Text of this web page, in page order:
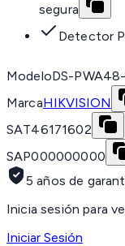
segura
Detector
ModeloDS-
MarcaHIKVISION
SAT46171602
SAP000000000
5 años de
Inicia sesión para
Iniciar Sesión